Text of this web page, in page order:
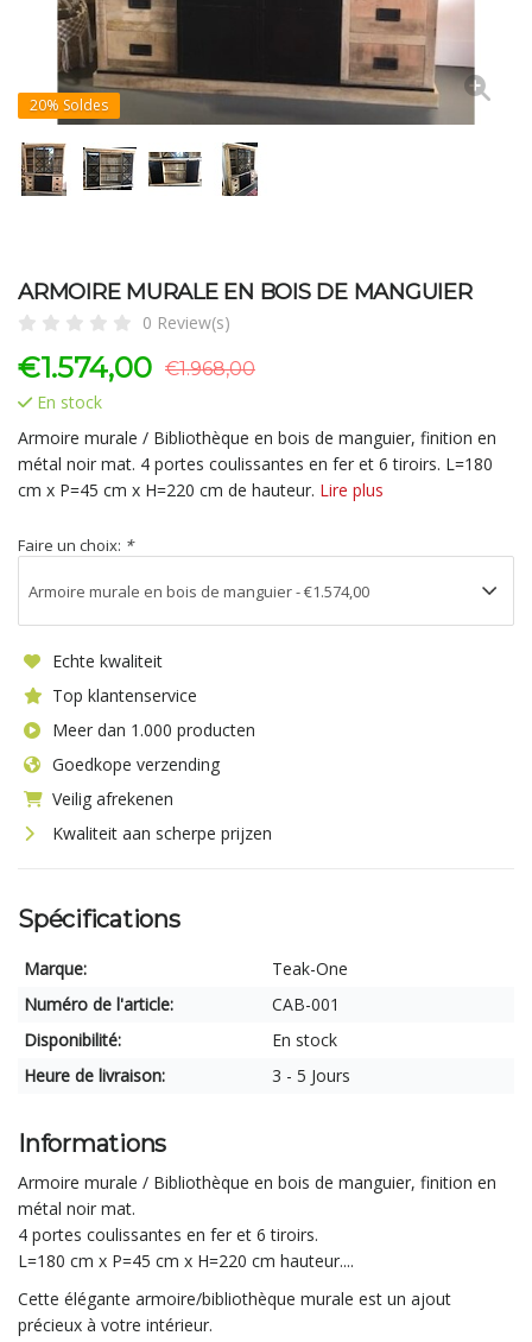
20% Soldes
ARMOIRE MURALE EN BOIS DE MANGUIER
0 Review(s)
€1.574,00 €1.968,00
En stock
Armoire murale / Bibliothèque en bois de manguier, finition en
métal noir mat. 4 portes coulissantes en fer et 6 tiroirs. L=180
cm x P=45 cm x H=220 cm de hauteur. Lire plus
Faire un choix: *
Echte kwaliteit
Top klantenservice
Meer dan 1.000 producten
Goedkope verzending
Veilig afrekenen
Kwaliteit aan scherpe prijzen
Spécifications
Marque:
Teak-One
Numéro de l'article:
CAB-001
Disponibilité:
En stock
Heure de livraison:
3 - 5 Jours
Informations
Armoire murale / Bibliothèque en bois de manguier, finition en
métal noir mat.
4 portes coulissantes en fer et 6 tiroirs.
L=180 cm x P=45 cm x H=220 cm hauteur....
Cette élégante armoire/bibliothèque murale est un ajout
précieux à votre intérieur.